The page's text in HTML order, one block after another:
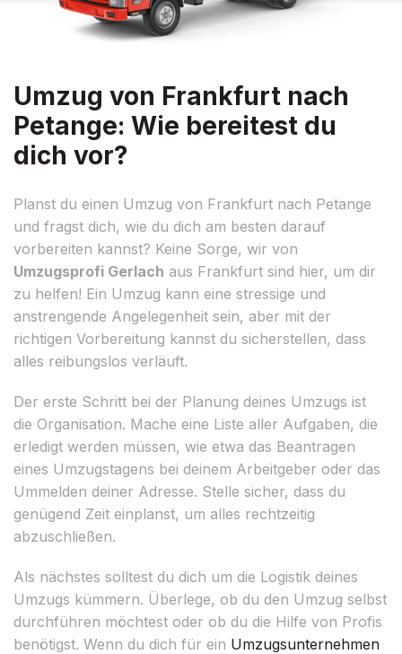
Umzug von Frankfurt nach
Petange: Wie bereitest du
dich vor?
Planst du einen Umzug von Frankfurt nach Petange
und fragst dich, wie du dich am besten darauf
vorbereiten kannst? Keine Sorge, wir von
Umzugsprofi Gerlach aus Frankfurt sind hier, um dir
zu helfen! Ein Umzug kann eine stressige und
anstrengende Angelegenheit sein, aber mit der
richtigen Vorbereitung kannst du sicherstellen, dass
alles reibungslos verläuft.
Der erste Schritt bei der Planung deines Umzugs ist
die Organisation. Mache eine Liste aller Aufgaben, die
erledigt werden müssen, wie etwa das Beantragen
eines Umzugstagens bei deinem Arbeitgeber oder das
Ummelden deiner Adresse. Stelle sicher, dass du
genügend Zeit einplanst, um alles rechtzeitig
abzuschließen.
Als nächstes solltest du dich um die Logistik deines
Umzugs kümmern. Überlege, ob du den Umzug selbst
durchführen möchtest oder ob du die Hilfe von Profis
benötigst. Wenn du dich für ein Umzugsunternehmen